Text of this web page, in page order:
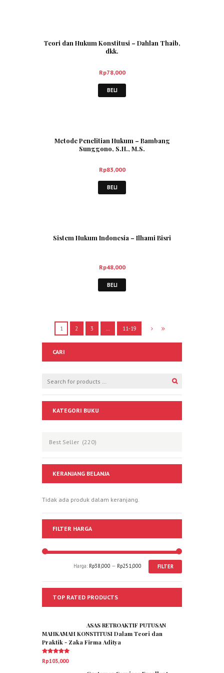
Teori dan Hukum Konstitusi – Dahlan Thaib,
dkk.
Rp78,000
BELI
Metode Penelitian Hukum – Bambang
Sunggono, S.H., M.S.
Rp83,000
BELI
Sistem Hukum Indonesia – Ilhami Bisri
Rp48,000
BELI
1 2 3 11-19
CARI
KATEGORI BUKU
KERANJANG BELANJA
Tidak ada produk dalam keranjang.
FILTER HARGA
FILTER
Harga: Rp38,000 — Rp251,000
TOP RATED PRODUCTS
ASAS RETROAKTIF PUTUSAN
MAHKAMAH KONSTITUSI Dalam Teori dan
Praktik - Zaka Firma Aditya
Dinilai 5.00
dari 5
Rp103,000